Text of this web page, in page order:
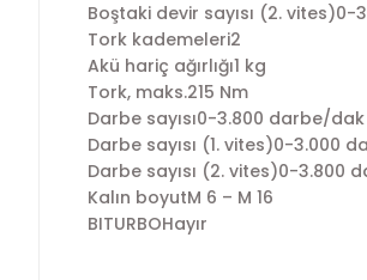
Boştaki devir sayısı (2.
Tork kademeleri2
Akü hariç ağırlığı1 kg
Tork, maks.215 Nm
Darbe sayısı0-3.800 darbe/dak
Darbe sayısı (1. vites)0-3.000
Darbe sayısı (2. vites)0-3.800
Kalın boyutM 6 – M 16
BITURBOHayır